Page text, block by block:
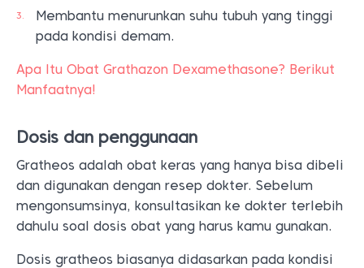
Membantu menurunkan suhu tubuh yang tinggi
pada kondisi demam.
Apa Itu Obat Grathazon Dexamethasone? Berikut
Manfaatnya!
Dosis dan penggunaan
Gratheos adalah obat keras yang hanya bisa dibeli
dan digunakan dengan resep dokter. Sebelum
mengonsumsinya, konsultasikan ke dokter terlebih
dahulu soal dosis obat yang harus kamu gunakan.
Dosis gratheos biasanya didasarkan pada kondisi